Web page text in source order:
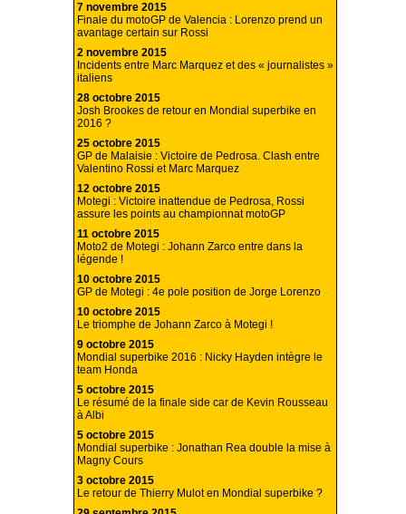
7 novembre 2015
Finale du motoGP de Valencia : Lorenzo prend un
avantage certain sur Rossi
2 novembre 2015
Incidents entre Marc Marquez et des « journalistes »
italiens
28 octobre 2015
Josh Brookes de retour en Mondial superbike en
2016 ?
25 octobre 2015
GP de Malaisie : Victoire de Pedrosa. Clash entre
Valentino Rossi et Marc Marquez
12 octobre 2015
Motegi : Victoire inattendue de Pedrosa, Rossi
assure les points au championnat motoGP
11 octobre 2015
Moto2 de Motegi : Johann Zarco entre dans la
légende !
10 octobre 2015
GP de Motegi : 4e pole position de Jorge Lorenzo
10 octobre 2015
Le triomphe de Johann Zarco à Motegi !
9 octobre 2015
Mondial superbike 2016 : Nicky Hayden intègre le
team Honda
5 octobre 2015
Le résumé de la finale side car de Kevin Rousseau
à Albi
5 octobre 2015
Mondial superbike : Jonathan Rea double la mise à
Magny Cours
3 octobre 2015
Le retour de Thierry Mulot en Mondial superbike ?